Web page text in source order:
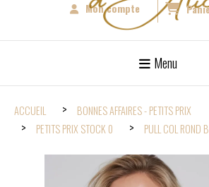
Mon compte
Menu
ACCUEIL
BONNES AFFAIRES - PETITS PRIX
PETITS PRIX STOCK 0
PULL COL ROND